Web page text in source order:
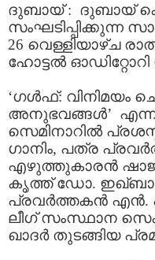
ദുബായ് : ദുബായ്
സംഘടിപ്പിക്കുന്ന
26 വെള്ളിയാഴ്ച
ഹോട്ടല്‍
‘ഗള്‍ഫ്: വിനിമയം
അനുഭവങ്ങള്‍’ എന്ന
സെമിനാറില്‍
ഗാനിം, പത്ര
എഴുത്തുകാരന്‍
കൃത്ത് ഡോ. ഇഖ്ബാല്‍
പ്രവര്‍ത്തകന്‍ എന്‍.
ലീഗ് സംസ്ഥാന
ഖാദര്‍ തുടങ്ങിയ